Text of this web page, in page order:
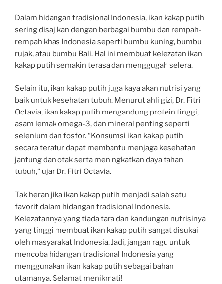
Dalam hidangan tradisional Indonesia, ikan kakap putih
sering disajikan dengan berbagai bumbu dan rempah-
rempah khas Indonesia seperti bumbu kuning, bumbu
rujak, atau bumbu Bali. Hal ini membuat kelezatan ikan
kakap putih semakin terasa dan menggugah selera.
Selain itu, ikan kakap putih juga kaya akan nutrisi yang
baik untuk kesehatan tubuh. Menurut ahli gizi, Dr. Fitri
Octavia, ikan kakap putih mengandung protein tinggi,
asam lemak omega-3, dan mineral penting seperti
selenium dan fosfor. “Konsumsi ikan kakap putih
secara teratur dapat membantu menjaga kesehatan
jantung dan otak serta meningkatkan daya tahan
tubuh,” ujar Dr. Fitri Octavia.
Tak heran jika ikan kakap putih menjadi salah satu
favorit dalam hidangan tradisional Indonesia.
Kelezatannya yang tiada tara dan kandungan nutrisinya
yang tinggi membuat ikan kakap putih sangat disukai
oleh masyarakat Indonesia. Jadi, jangan ragu untuk
mencoba hidangan tradisional Indonesia yang
menggunakan ikan kakap putih sebagai bahan
utamanya. Selamat menikmati!